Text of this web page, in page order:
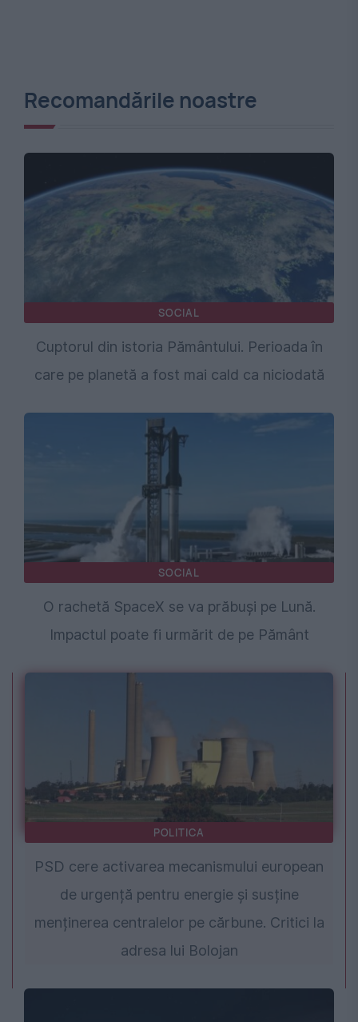
Recomandările noastre
SOCIAL
Cuptorul din istoria Pământului. Perioada în
care pe planetă a fost mai cald ca niciodată
SOCIAL
O rachetă SpaceX se va prăbuși pe Lună.
Impactul poate fi urmărit de pe Pământ
POLITICA
PSD cere activarea mecanismului european
de urgență pentru energie și susține
menținerea centralelor pe cărbune. Critici la
adresa lui Bolojan